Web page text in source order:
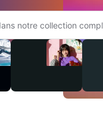
site Adobe.com
Audio